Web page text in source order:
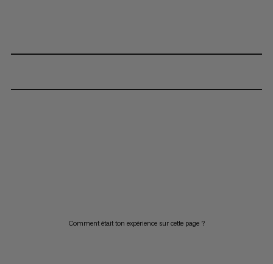
Comment était ton expérience sur cette page ?